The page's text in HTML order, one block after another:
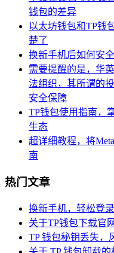
钱包的差异
以太坊钱包和TP钱
楚了
换新手机后如何安
需要提醒的是，华
法组织，其所谓的
安全保障
TP钱包使用指南，
生态
超详细教程，将
南
热门文章
换新手机，轻松登
关于TP钱包下载官
TP 钱包秘钥丢失，